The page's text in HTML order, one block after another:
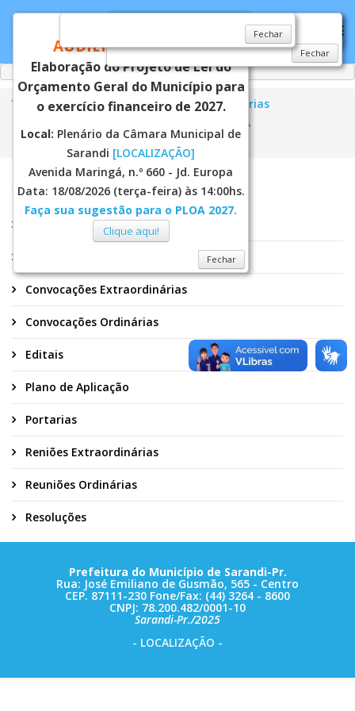
Você está aqui:Página Principal
Secretarias
CMDCA
Convocações Extraordinárias
CMDCA
Convocações Extraordinárias
Convocações Ordinárias
Editais
Plano de Aplicação
Portarias
Reniões Extraordinárias
Reuniões Ordinárias
Resoluções
Prefeitura do Município de Sarandi-Pr.
Rua: José Emiliano de Gusmão, 565 - Centro
CEP. 87111-230 Fone/Fax: (44) 3264 - 8600
CNPJ: 78.200.482/0001-10
Sarandi-Pr./2025
- LOCALIZAÇÃO -
AUDIÊNCIA PÚBLICA
Elaboração do Projeto de Lei do
Orçamento Geral do Município para
o exercício financeiro de 2027.
Local: Plenário da Câmara Municipal de
Sarandi [LOCALIZAÇÃO]
Avenida Maringá, n.º 660 - Jd. Europa
Data: 18/08/2026 (terça-feira) às 14:00hs.
Faça sua sugestão para o PLOA 2027.
Clique aqui!
Fechar
Fechar
Fechar